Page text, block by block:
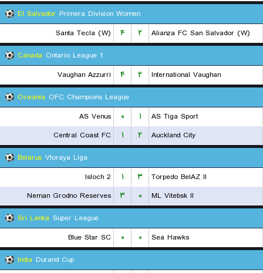
El Salvador Primera Division Women
Santa Tecla (W)
۴ ۲
Alianza FC San Salvador (W)
Canada Ontario League 1
Vaughan Azzurri
۴ ۲
International Vaughan
Oceania OFC Champions League
AS Venus
۰ ۱
AS Tiga Sport
Central Coast FC
۱ ۲
Auckland City
Belarus Vtoraya Liga
Isloch 2
۱ ۳
Torpedo BelAZ II
Neman Grodno Reserves
۳ ۰
ML Vitebsk II
Sri Lanka Super League
Blue Star SC
۰ ۰
Sea Hawks
India Durand Cup